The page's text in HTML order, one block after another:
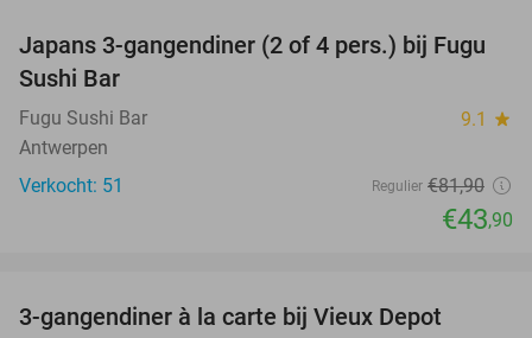
46%
Japans 3-gangendiner (2 of 4 pers.) bij Fugu
Sushi Bar
Fugu Sushi Bar 9.1 star
Antwerpen
Verkocht: 51
Regulier €81,90
€43,90
3-gangendiner à la carte bij Vieux Depot